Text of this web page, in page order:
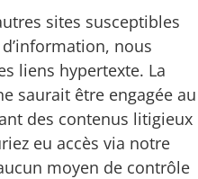
sites susceptibles
nous
liens hypertexte. La
saurait être engagée au
des contenus litigieux
eu accès via notre
moyen de contrôle